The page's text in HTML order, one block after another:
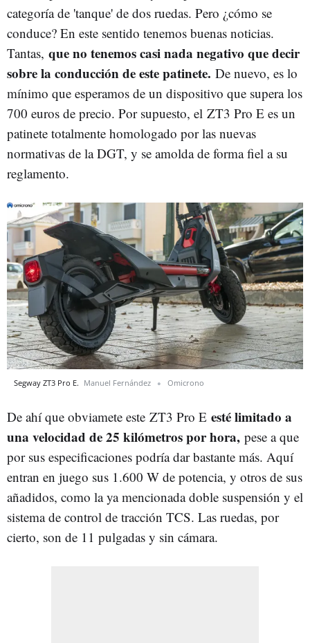
categoría de 'tanque' de dos ruedas. Pero ¿cómo se
conduce? En este sentido tenemos buenas noticias.
Tantas, que no tenemos casi nada negativo que decir
sobre la conducción de este patinete. De nuevo, es lo
mínimo que esperamos de un dispositivo que supera los
700 euros de precio. Por supuesto, el ZT3 Pro E es un
patinete totalmente homologado por las nuevas
normativas de la DGT, y se amolda de forma fiel a su
reglamento.
Segway ZT3 Pro E. Manuel Fernández Omicrono
De ahí que obviamete este ZT3 Pro E esté limitado a
una velocidad de 25 kilómetros por hora, pese a que
por sus especificaciones podría dar bastante más. Aquí
entran en juego sus 1.600 W de potencia, y otros de sus
añadidos, como la ya mencionada doble suspensión y el
sistema de control de tracción TCS. Las ruedas, por
cierto, son de 11 pulgadas y sin cámara.